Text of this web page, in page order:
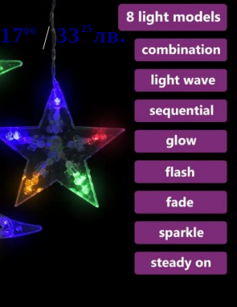
00 33 25лв.
В наличност: 4 бр.
за доставка: 5 до 9 дни
до адрес при плащане по банков път
Пластмаса